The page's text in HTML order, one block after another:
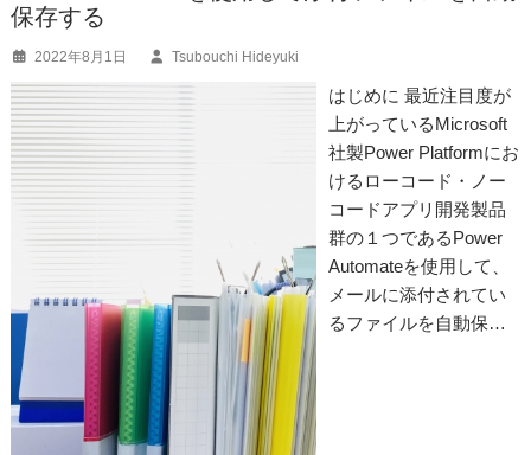
o
k
保存する
2022年8月1日 Tsubouchi Hideyuki
はじめに 最近注目度が
上がっているMicrosoft
社製Power Platformにお
けるローコード・ノー
コードアプリ開発製品
群の１つであるPower
Automateを使用して、
メールに添付されてい
るファイルを自動保…